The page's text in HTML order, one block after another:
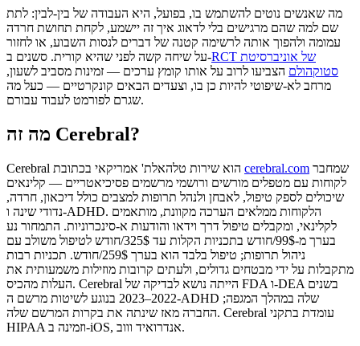
מה שאנשים נוטים להשתמש בו, בפועל, היא העבודה של בין-לבין: לתת
שם למה שהם מרגישים בלי לדאוג איך זה יישמע, לקחת תחושת חרדה
עמומה ולהפוך אותה לרשימה קטנה של דברים לנסות השבוע, או לחזור
על שיחה קשה לפני שהיא קורית. סשנים ב-RCT של אוניברסיטת
סטוקהולם הצביעו לרוב על אותו קומץ ערכים — זמינות מסביב לשעון,
מרחב לא-שיפוטי להיות כן בו, וצעדים הבאים קונקרטיים — כעל מה
שגרם לפורמט לעבוד עבורם.
מה זה Cerebral?
cerebral.com
לקוחות עם מטפלים מורשים ורושמי מרשמים פסיכיאטריים — קלינאים
שיכולים לספק טיפול, לאבחן ולנהל תרופות למצבים כולל דיכאון, חרדה,
נדודי שינה ו-ADHD. הלקוחות ממלאים הערכה מקוונת, מותאמים
לקלינאי, ומקבלים טיפול דרך וידאו והודעות א-סינכרוניות. התמחור נע
בערך מ-99$/חודש בתכניות הקלות עד 325$/חודש לטיפול משולב עם
ניהול תרופות; טיפול בלבד הוא בערך 259$/חודש. תכניות רבות
מתקבלות על ידי מבטחים גדולים, ולעתים קרובות מוזילות משמעותית את
העלות מהכיס. Cerebral הייתה נושא לבדיקה של FDA ו-DEA בשנים
2022–2023 בנוגע לשיטות מרשם ה-ADHD שלה במהלך המגפה;
החברה מאז שינתה את בקרות המרשם שלה. Cerebral עומדת בתקני
HIPAA וזמינה ב-iOS, אנדרואיד וווב.